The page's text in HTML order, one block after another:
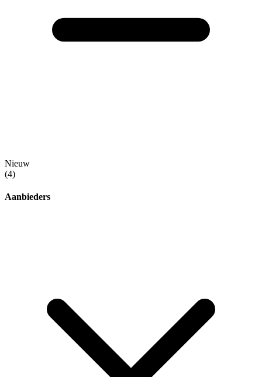
Nieuw
(4)
Aanbieders